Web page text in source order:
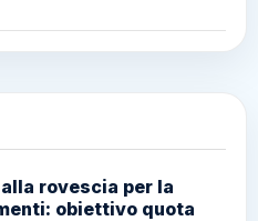
rovescia per la
obiettivo quota